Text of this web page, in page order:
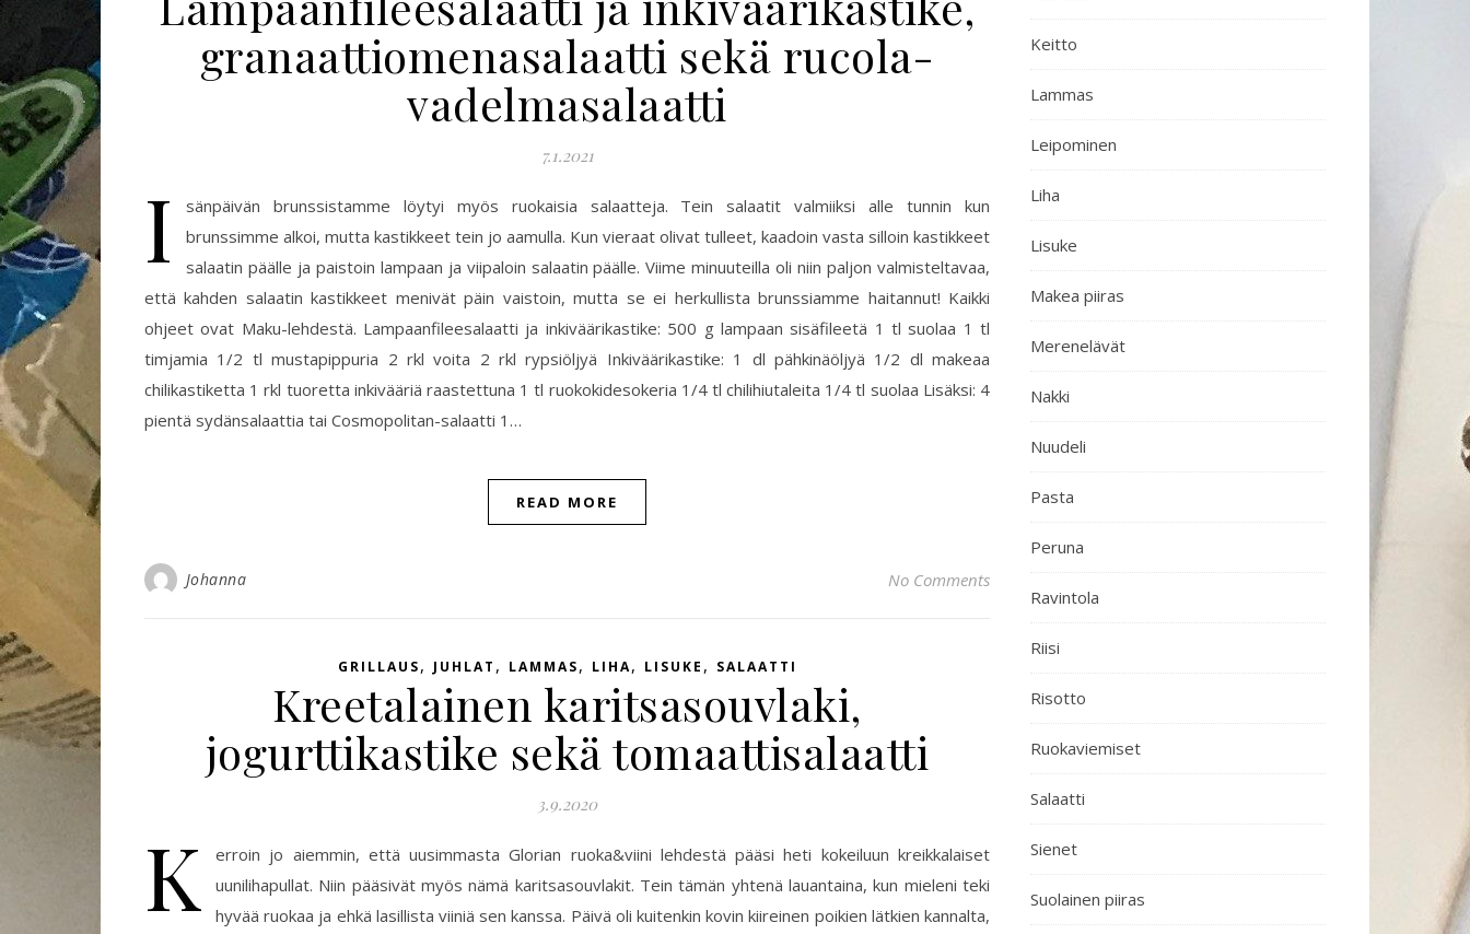
granaattiomenasalaatti sekä rucola-
vadelmasalaatti
7.1.2021
I
sänpäivän brunssistamme löytyi myös ruokaisia salaatteja. Tein salaatit valmiiksi alle tunnin kun
brunssimme alkoi, mutta kastikkeet tein jo aamulla. Kun vieraat olivat tulleet, kaadoin vasta silloin kastikkeet
salaatin päälle ja paistoin lampaan ja viipaloin salaatin päälle. Viime minuuteilla oli niin paljon valmisteltavaa,
että kahden salaatin kastikkeet menivät päin vaistoin, mutta se ei herkullista brunssiamme haitannut! Kaikki
ohjeet ovat Maku-lehdestä. Lampaanfileesalaatti ja inkiväärikastike: 500 g lampaan sisäfileetä 1 tl suolaa 1 tl
timjamia 1/2 tl mustapippuria 2 rkl voita 2 rkl rypsiöljyä Inkiväärikastike: 1 dl pähkinäöljyä 1/2 dl makeaa
chilikastiketta 1 rkl tuoretta inkivääriä raastettuna 1 tl ruokokidesokeria 1/4 tl chilihiutaleita 1/4 tl suolaa Lisäksi: 4
pientä sydänsalaattia tai Cosmopolitan-salaatti 1…
READ MORE
Johanna No Comments
GRILLAUS, JUHLAT , LAMMAS, LIHA, LISUKE , SALAATTI
Kreetalainen karitsasouvlaki,
jogurttikastike sekä tomaattisalaatti
3.9.2020
K
erroin jo aiemmin, että uusimmasta Glorian ruoka&viini lehdestä pääsi heti kokeiluun kreikkalaiset
uunilihapullat. Niin pääsivät myös nämä karitsasouvlakit. Tein tämän yhtenä lauantaina, kun mieleni teki
hyvää ruokaa ja ehkä lasillista viiniä sen kanssa. Päivä oli kuitenkin kovin kiireinen poikien lätkien kannalta,
Keitto
Lammas
Leipominen
Liha
Lisuke
Makea piiras
Merenelävät
Nakki
Nuudeli
Pasta
Peruna
Ravintola
Riisi
Risotto
Ruokaviemiset
Salaatti
Sienet
Suolainen piiras